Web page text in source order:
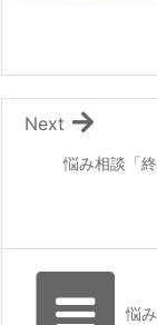
悩み相談「
Next
悩